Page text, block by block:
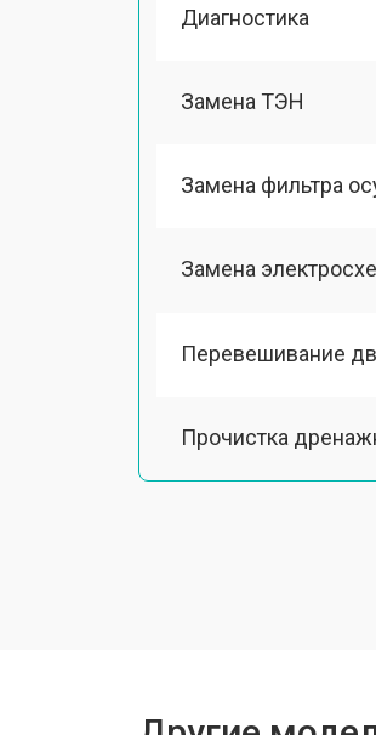
Диагностика
Замена ТЭН
Замена фильтра
Замена
Перевешивание
Прочистка